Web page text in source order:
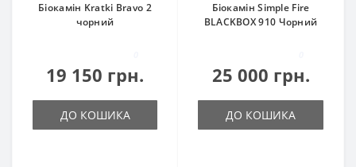
Біокамін Kratki Bravo 2
чорний
19 150 грн.
ДО КОШИКА
Біокамін Simple Fire
BLACKBOX 910 Чорний
25 000 грн.
ДО КОШИКА